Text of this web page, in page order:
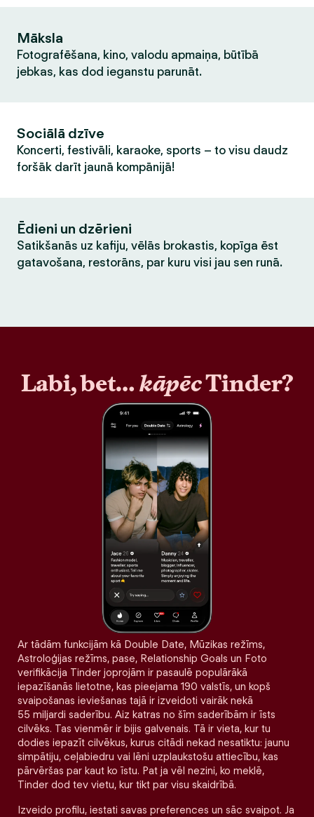
Māksla
Fotografēšana, kino, valodu apmaiņa, būtībā
jebkas, kas dod ieganstu parunāt.
Sociālā dzīve
Koncerti, festivāli, karaoke, sports – to visu daudz
foršāk darīt jaunā kompānijā!
Ēdieni un dzērieni
Satikšanās uz kafiju, vēlās brokastis, kopīga ēst
gatavošana, restorāns, par kuru visi jau sen runā.
Labi, bet…kāpēcTinder?
Ar tādām funkcijām kā Double Date, Mūzikas režīms,
Astroloģijas režīms, pase, Relationship Goals un Foto
verifikācija Tinder joprojām ir pasaulē populārākā
iepazīšanās lietotne, kas pieejama 190 valstīs, un kopš
svaipošanas ieviešanas tajā ir izveidoti vairāk nekā
55 miljardi saderību. Aiz katras no šīm saderībām ir īsts
cilvēks. Tas vienmēr ir bijis galvenais. Tā ir vieta, kur tu
dodies iepazīt cilvēkus, kurus citādi nekad nesatiktu: jaunu
simpātiju, ceļabiedru vai lēni uzplaukstošu attiecību, kas
pārvēršas par kaut ko īstu. Pat ja vēl nezini, ko meklē,
Tinder dod tev vietu, kur tikt par visu skaidrībā.
Izveido profilu, iestati savas preferences un sāc svaipot. Ja